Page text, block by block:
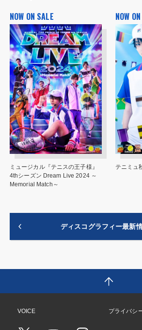
NOW ON SALE
ミュージカル『テニスの王子様』
4thシーズン Dream Live 2024 ～
Memorial Match～
NOW
テニミュ
ディスコグラフィー最新
VOICE プライバシ